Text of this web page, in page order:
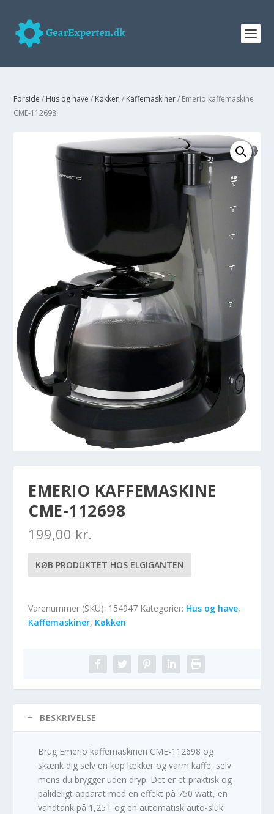
Forside / Hus og have / Køkken / Kaffemaskiner/ Emerio kaffemaskine
CME-112698
EMERIO KAFFEMASKINE
CME-112698
199,00 kr.
KØB PRODUKTET HOS ELGIGANTEN
Varenummer (SKU): 154947 Kategorier: Hus og have,
Kaffemaskiner, Køkken
BESKRIVELSE
Brug Emerio kaffemaskinen CME-112698 og
skænk dig selv en kop lækker og varm kaffe, selv
mens du brygger uden dryp. Det er et praktisk og
pålideligt apparat med en effekt på 750 watt, en
vandtank på 1,25 l. og en automatisk auto-sluk